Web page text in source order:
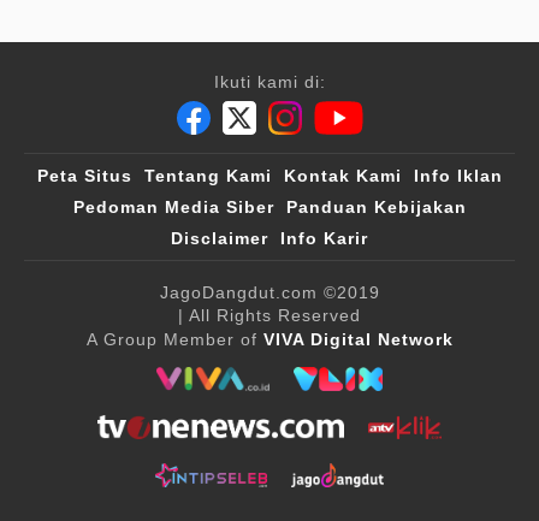
Ikuti kami di:
Peta Situs Tentang Kami Kontak Kami
Info Iklan
Pedoman Media Siber
Panduan Kebijakan
Disclaimer
Info Karir
JagoDangdut.com ©2019
| All Rights Reserved
A Group Member of VIVA Digital Network